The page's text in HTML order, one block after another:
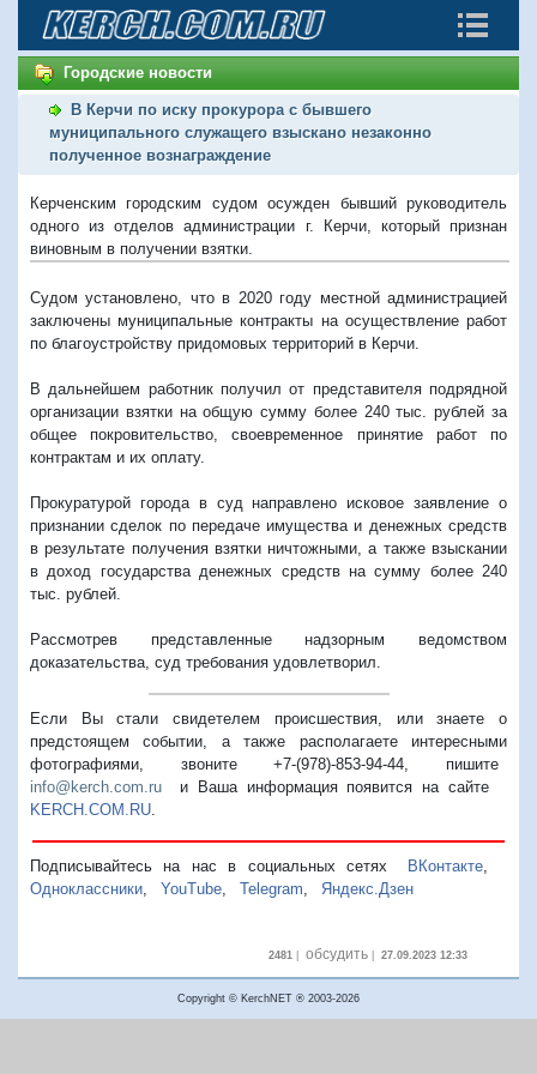
Городские новости
В Керчи по иску прокурора с бывшего
муниципального служащего взыскано незаконно
полученное вознаграждение
Керченским городским судом осужден бывший руководитель
одного из отделов администрации г. Керчи, который признан
виновным в получении взятки.
Судом установлено, что в 2020 году местной администрацией
заключены муниципальные контракты на осуществление работ
по благоустройству придомовых территорий в Керчи.
В дальнейшем работник получил от представителя подрядной
организации взятки на общую сумму более 240 тыс. рублей за
общее покровительство, своевременное принятие работ по
контрактам и их оплату.
Прокуратурой города в суд направлено исковое заявление о
признании сделок по передаче имущества и денежных средств
в результате получения взятки ничтожными, а также взыскании
в доход государства денежных средств на сумму более 240
тыс. рублей.
Рассмотрев представленные надзорным ведомством
доказательства, суд требования удовлетворил.
Если Вы стали свидетелем происшествия, или знаете о
предстоящем событии, а также располагаете интересными
фотографиями, звоните +7-(978)-853-94-44, пишите
info@kerch.com.ru и Ваша информация появится на сайте
KERCH.COM.RU
Подписывайтесь на нас в социальных сетях ВКонтакте,
Одноклассники
YouTube Telegram Яндекс.Дзен
2481 обсудить| 27.09.2023 12:33
Copyright © KerchNET ® 2003-2026